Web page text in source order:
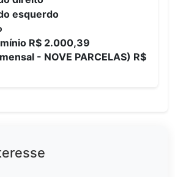
esquerdo
R$ 2.000,39
- NOVE PARCELAS) R$